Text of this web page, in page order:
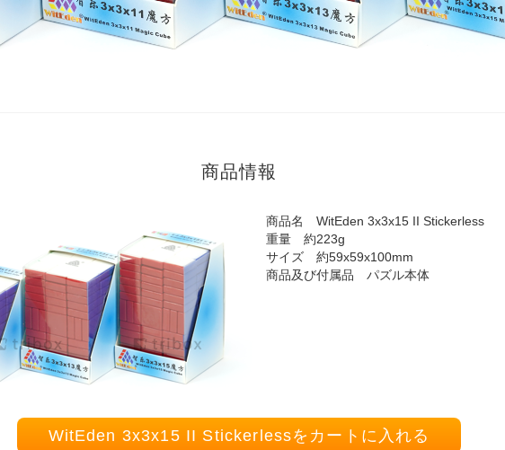
商品情報
商品名 WitEden 3x3x15 II Stickerless
重量 約223g
サイズ 約59x59x100mm
商品及び付属品 パズル本体
WitEden 3x3x15 II Stickerlessをカートに入れる